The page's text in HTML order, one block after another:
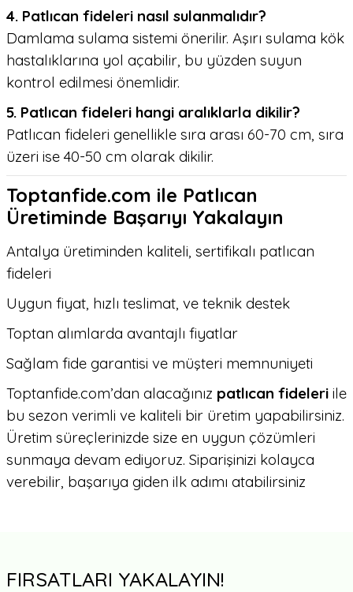
4. Patlıcan fideleri nasıl sulanmalıdır?
Damlama sulama sistemi önerilir. Aşırı sulama kök
hastalıklarına yol açabilir, bu yüzden suyun
kontrol edilmesi önemlidir.
5. Patlıcan fideleri hangi aralıklarla dikilir?
Patlıcan fideleri genellikle sıra arası 60-70 cm, sıra
üzeri ise 40-50 cm olarak dikilir.
Toptanfide.com ile Patlıcan
Üretiminde Başarıyı Yakalayın
Antalya üretiminden kaliteli, sertifikalı patlıcan
fideleri
Uygun fiyat, hızlı teslimat, ve teknik destek
Toptan alımlarda avantajlı fiyatlar
Sağlam fide garantisi ve müşteri memnuniyeti
Toptanfide.com’dan alacağınız patlıcan fideleri ile
bu sezon verimli ve kaliteli bir üretim yapabilirsiniz.
Üretim süreçlerinizde size en uygun çözümleri
sunmaya devam ediyoruz. Siparişinizi kolayca
verebilir, başarıya giden ilk adımı atabilirsiniz
FIRSATLARI YAKALAYIN!